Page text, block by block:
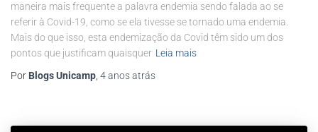
maneira mais frequente a palavra endemia sendo falada ao se
referir à Covid-19, como se ela tivesse se tornado uma endemia.
Mais do que isso, esta endemização da Covid têm sido um dos
pontos que justificam quaisquer Leia mais
Por Blogs Unicamp, 4 anosatrás